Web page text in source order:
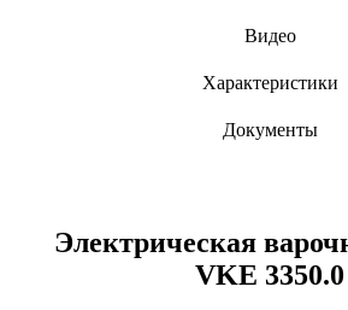
Видео
Характеристики
Документы
Электрическая
VKE 3350.0